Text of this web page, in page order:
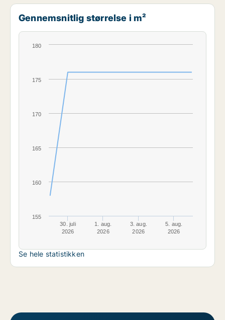
Gennemsnitlig størrelse i m²
30. juli
2026
1. aug.
2026
3. aug.
2026
5. aug.
2026
155
160
165
170
175
180
Se hele statistikken